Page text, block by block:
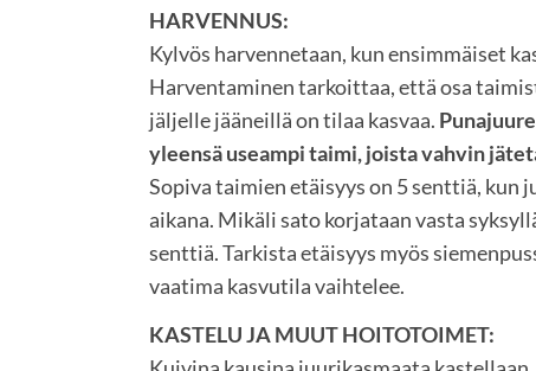
HARVENNUS:
Kylvös harvennetaan, kun ensimmäiset
Harventaminen tarkoittaa, että osa
jäljelle jääneillä on tilaa kasvaa.
yleensä useampi taimi, joista vahvin
Sopiva taimien etäisyys on 5 senttiä, kun
aikana. Mikäli sato korjataan vasta
senttiä. Tarkista etäisyys myös
vaatima kasvutila vaihtelee.
KASTELU JA MUUT HOITOTOIMET: